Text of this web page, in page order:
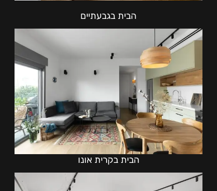
הבית בגבעתיים
הבית בקרית אונו